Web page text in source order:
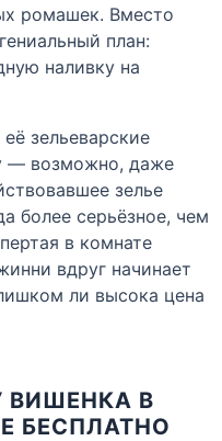
ромашек. Вместо
план:
наливку на
зельеварские
— возможно, даже
зелье
более серьёзное, чем
в комнате
вдруг начинает
ли высока цена
ВИШЕНКА В
БЕСПЛАТНО